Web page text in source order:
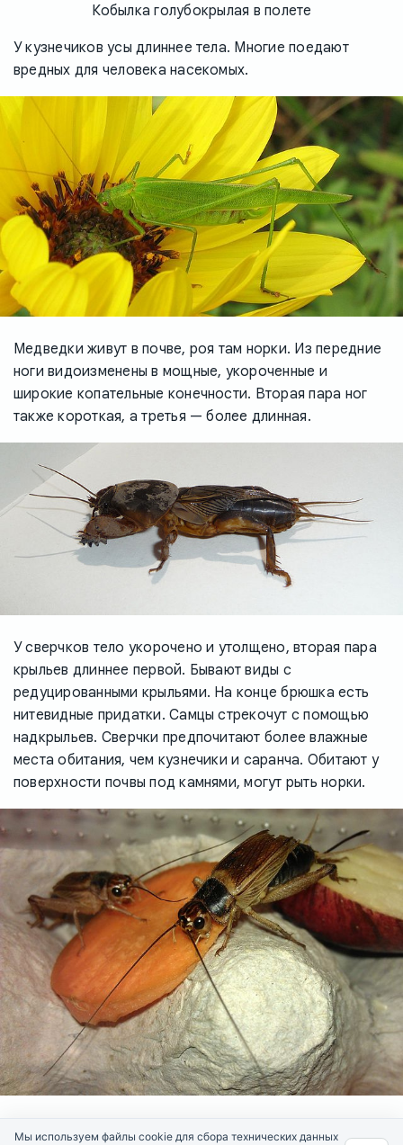
Кобылка голубокрылая в полете
У кузнечиков усы длиннее тела. Многие поедают
вредных для человека насекомых.
Медведки живут в почве, роя там норки. Из передние
ноги видоизменены в мощные, укороченные и
широкие копательные конечности. Вторая пара ног
также короткая, а третья — более длинная.
У сверчков тело укорочено и утолщено, вторая пара
крыльев длиннее первой. Бывают виды с
редуцированными крыльями. На конце брюшка есть
нитевидные придатки. Самцы стрекочут с помощью
надкрыльев. Сверчки предпочитают более влажные
места обитания, чем кузнечики и саранча. Обитают у
поверхности почвы под камнями, могут рыть норки.
Мы используем файлы cookie для сбора технических данных